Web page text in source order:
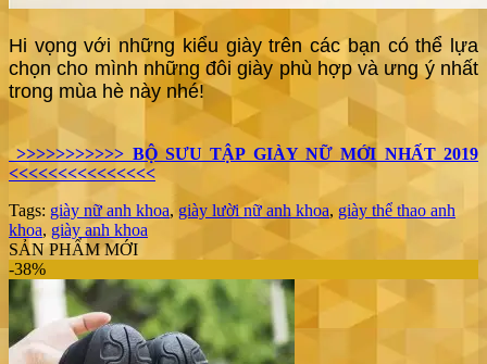
Hi vọng với những kiểu giày trên các bạn có thể lựa
chọn cho mình những đôi giày phù hợp và ưng ý nhất
trong mùa hè này nhé!
>>>>>>>>>>> BỘ SƯU TẬP GIÀY NỮ MỚI NHẤT 2019
<<<<<<<<<<<<<<<
Tags: giày nữ anh khoa, giày lười nữ anh khoa, giày thể thao anh
khoa, giày anh khoa
SẢN PHẨM MỚI
-38%